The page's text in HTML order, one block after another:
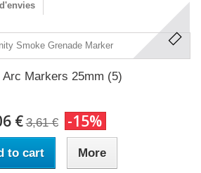
Arc Markers 25mm (5)
€ 3,61 € -15%
to cart More